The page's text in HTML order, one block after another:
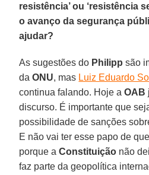
resistência’ ou ‘resistência
o avanço da segurança
ajudar?
As sugestões do Philipp são
daONU, mas Luiz Eduardo
continua falando. Hoje aOAB
discurso. É importante que
possibilidade de sanções
E não vai ter esse papo de
porque aConstituição não
faz parte da geopolítica